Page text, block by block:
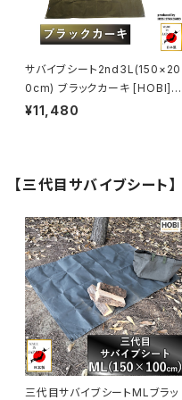
サバイブシート2nd3L(150×20
0cm) ブラックカーキ [HOBI]
【日本製】グランドシート 上質高
キャンプ 焚火 風避け アウトドア
[MADE IN JAPAN]
¥11,480
【三代目サバイブシート】
三代目サバイブシートMLブラッ